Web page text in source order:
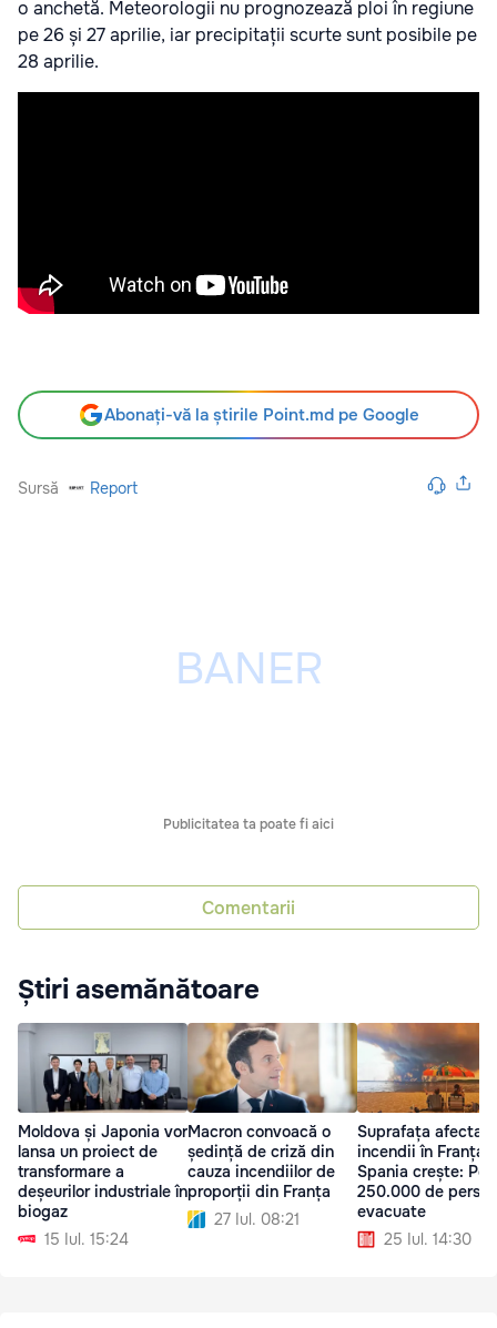
o anchetă. Meteorologii nu prognozează ploi în regiune
pe 26 și 27 aprilie, iar precipitații scurte sunt posibile pe
28 aprilie.
Abonați-vă la știrile Point.md pe Google
Sursă Report
Publicitatea ta poate fi aici
Comentarii
Știri asemănătoare
Moldova și Japonia vor
lansa un proiect de
transformare a
deșeurilor industriale în
biogaz
15 Iul. 15:24
Macron convoacă o
ședință de criză din
cauza incendiilor de
proporții din Franța
27 Iul. 08:21
Suprafața
incendii în Franța
Spania crește:
250.000 de
evacuate
25 Iul. 14:30